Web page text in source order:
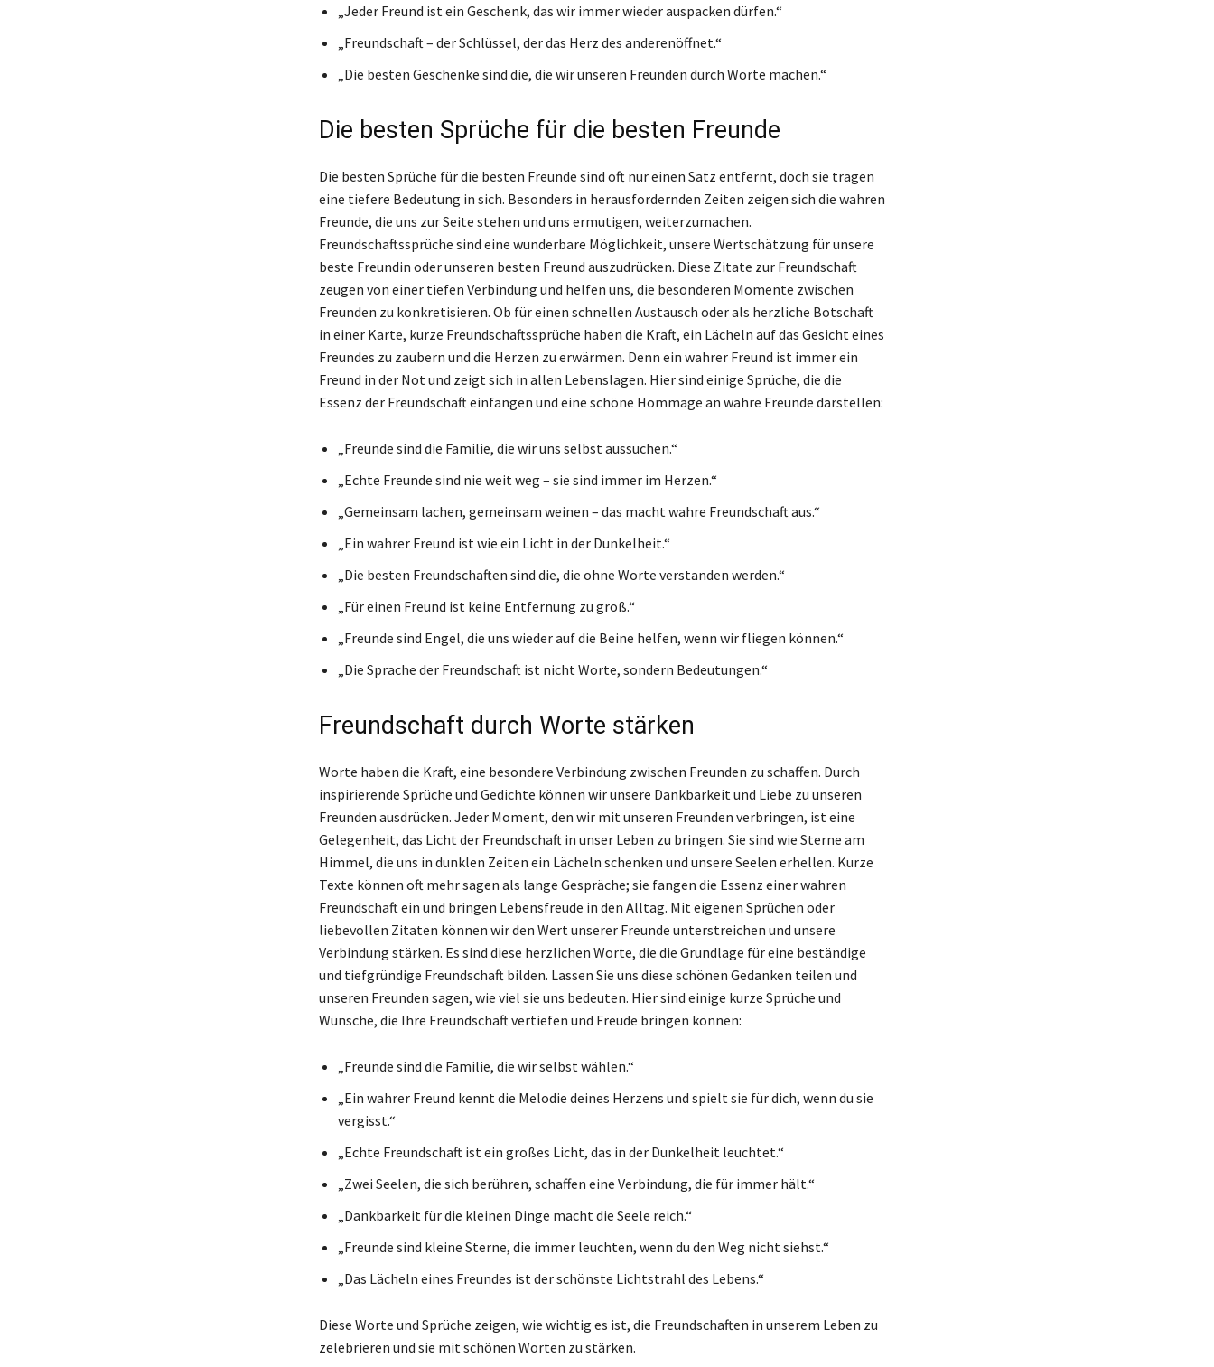
„Jeder Freund ist ein Geschenk, das wir immer wieder auspacken dürfen.“
„Freundschaft – der Schlüssel, der das Herz des anderenöffnet.“
„Die besten Geschenke sind die, die wir unseren Freunden durch Worte machen.“
Die besten Sprüche für die besten Freunde
Die besten Sprüche für die besten Freunde sind oft nur einen Satz entfernt, doch sie tragen
eine tiefere Bedeutung in sich. Besonders in herausfordernden Zeiten zeigen sich die wahren
Freunde, die uns zur Seite stehen und uns ermutigen, weiterzumachen.
Freundschaftssprüche sind eine wunderbare Möglichkeit, unsere Wertschätzung für unsere
beste Freundin oder unseren besten Freund auszudrücken. Diese Zitate zur Freundschaft
zeugen von einer tiefen Verbindung und helfen uns, die besonderen Momente zwischen
Freunden zu konkretisieren. Ob für einen schnellen Austausch oder als herzliche Botschaft
in einer Karte, kurze Freundschaftssprüche haben die Kraft, ein Lächeln auf das Gesicht eines
Freundes zu zaubern und die Herzen zu erwärmen. Denn ein wahrer Freund ist immer ein
Freund in der Not und zeigt sich in allen Lebenslagen. Hier sind einige Sprüche, die die
Essenz der Freundschaft einfangen und eine schöne Hommage an wahre Freunde darstellen:
„Freunde sind die Familie, die wir uns selbst aussuchen.“
„Echte Freunde sind nie weit weg – sie sind immer im Herzen.“
„Gemeinsam lachen, gemeinsam weinen – das macht wahre Freundschaft aus.“
„Ein wahrer Freund ist wie ein Licht in der Dunkelheit.“
„Die besten Freundschaften sind die, die ohne Worte verstanden werden.“
„Für einen Freund ist keine Entfernung zu groß.“
„Freunde sind Engel, die uns wieder auf die Beine helfen, wenn wir fliegen können.“
„Die Sprache der Freundschaft ist nicht Worte, sondern Bedeutungen.“
Freundschaft durch Worte stärken
Worte haben die Kraft, eine besondere Verbindung zwischen Freunden zu schaffen. Durch
inspirierende Sprüche und Gedichte können wir unsere Dankbarkeit und Liebe zu unseren
Freunden ausdrücken. Jeder Moment, den wir mit unseren Freunden verbringen, ist eine
Gelegenheit, das Licht der Freundschaft in unser Leben zu bringen. Sie sind wie Sterne am
Himmel, die uns in dunklen Zeiten ein Lächeln schenken und unsere Seelen erhellen. Kurze
Texte können oft mehr sagen als lange Gespräche; sie fangen die Essenz einer wahren
Freundschaft ein und bringen Lebensfreude in den Alltag. Mit eigenen Sprüchen oder
liebevollen Zitaten können wir den Wert unserer Freunde unterstreichen und unsere
Verbindung stärken. Es sind diese herzlichen Worte, die die Grundlage für eine beständige
und tiefgründige Freundschaft bilden. Lassen Sie uns diese schönen Gedanken teilen und
unseren Freunden sagen, wie viel sie uns bedeuten. Hier sind einige kurze Sprüche und
Wünsche, die Ihre Freundschaft vertiefen und Freude bringen können:
„Freunde sind die Familie, die wir selbst wählen.“
„Ein wahrer Freund kennt die Melodie deines Herzens und spielt sie für dich, wenn du sie
vergisst.“
„Echte Freundschaft ist ein großes Licht, das in der Dunkelheit leuchtet.“
„Zwei Seelen, die sich berühren, schaffen eine Verbindung, die für immer hält.“
„Dankbarkeit für die kleinen Dinge macht die Seele reich.“
„Freunde sind kleine Sterne, die immer leuchten, wenn du den Weg nicht siehst.“
„Das Lächeln eines Freundes ist der schönste Lichtstrahl des Lebens.“
Diese Worte und Sprüche zeigen, wie wichtig es ist, die Freundschaften in unserem Leben zu
zelebrieren und sie mit schönen Worten zu stärken.